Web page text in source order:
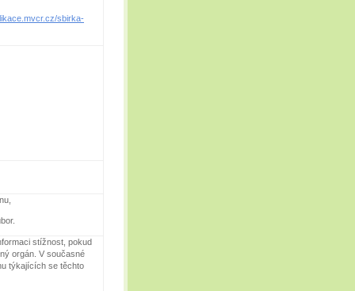
sbirka-
stížnost, pokud
orgán. V současné
týkajících se těchto